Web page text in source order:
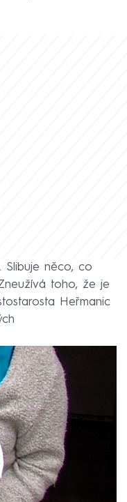
Slibuje něco, co
toho, že je
Heřmanic